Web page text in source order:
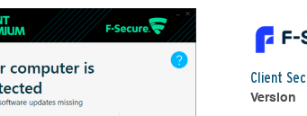
Client
Version